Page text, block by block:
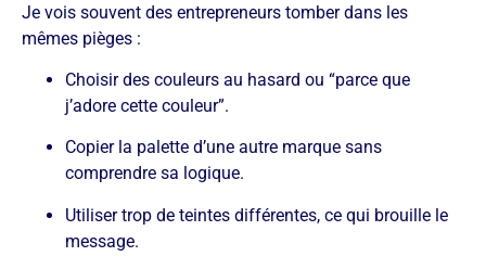
Je vois souvent des entrepreneurs tomber dans les
mêmes pièges :
Choisir des couleurs au hasard ou “parce que
j’adore cette couleur”.
Copier la palette d’une autre marque sans
comprendre sa logique.
Utiliser trop de teintes différentes, ce qui brouille le
message.